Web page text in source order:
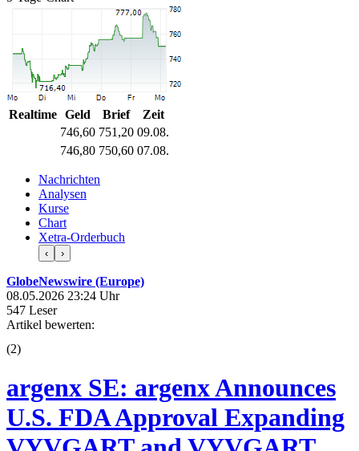
Realtime Geld Brief
Zeit
746,60 751,20 09.08.
746,80 750,60 07.08.
Nachrichten
Analysen
Kurse
Chart
Xetra-Orderbuch
‹ ›
GlobeNewswire (Europe)
08.05.2026 23:24 Uhr
547 Leser
Artikel bewerten:
(2)
argenx SE: argenx Announces
U.S. FDA Approval Expanding